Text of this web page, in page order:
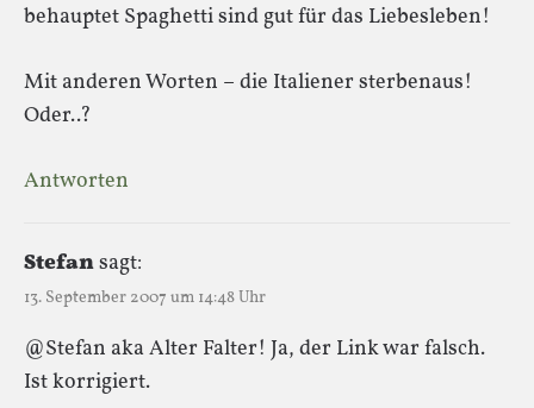
behauptet Spaghetti sind gut für das Liebesleben!
Mit anderen Worten – die Italiener sterbenaus!
Oder..?
Antworten
Stefansagt:
13. September 2007 um 14:48 Uhr
@Stefan aka Alter Falter! Ja, der Link war falsch.
Ist korrigiert.